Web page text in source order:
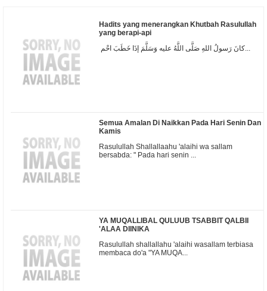
Hadits yang menerangkan Khutbah Rasulullah
yang berapi-api
كانَ رَسولُ اللهِ صَلَّى اللَّهُ عليه وَسَلَّمَ إذَا خَطَبَ احْم...
Semua Amalan Di Naikkan Pada Hari Senin Dan
Kamis
Rasulullah Shallallaahu 'alaihi wa sallam
bersabda: " Pada hari senin ...
YA MUQALLIBAL QULUUB TSABBIT QALBII
'ALAA DIINIKA
Rasulullah shallallahu 'alaihi wasallam terbiasa
membaca do'a "YA MUQA...